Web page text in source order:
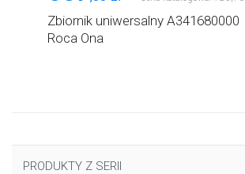
Zbiornik uniwersalny A341680000
Roca Ona
PRODUKTY Z SERII